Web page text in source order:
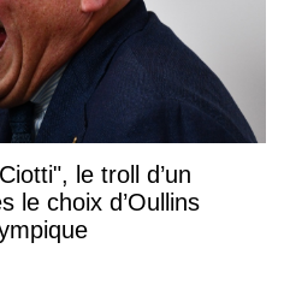
le troll d’un
le choix d’Oullins